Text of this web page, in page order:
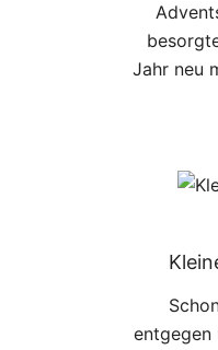
Jahr neu
entgegen